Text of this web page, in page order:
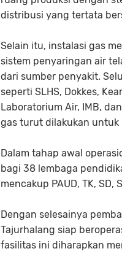
distribusi yang tertata
Selain itu, instalasi gas
sistem penyaringan air
dari sumber penyakit.
seperti SLHS, Dokkes,
Laboratorium Air, IMB,
gas turut dilakukan untuk
Dalam tahap awal
bagi 38 lembaga
mencakup PAUD, TK,
Dengan selesainya
Tajurhalang siap
fasilitas ini diharapkan